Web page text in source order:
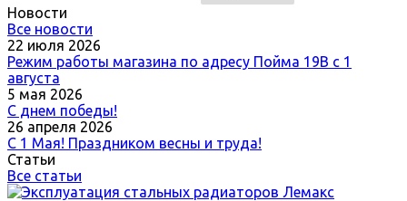
Новости
Все новости
22 июля 2026
Режим работы магазина по адресу Пойма 19В с 1
августа
5 мая 2026
С днем победы!
26 апреля 2026
С 1 Мая! Праздником весны и труда!
Статьи
Все статьи